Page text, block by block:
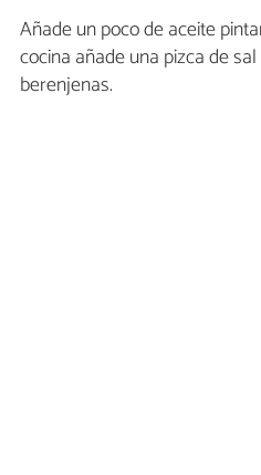
Añade un poco de aceite
cocina añade una pizca de
berenjenas.